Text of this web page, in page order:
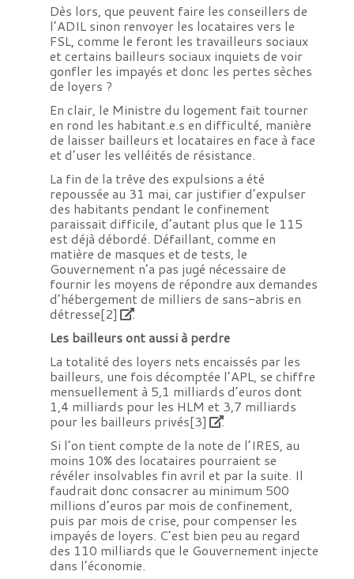
Dès lors, que peuvent faire les conseillers de
l’ADIL sinon renvoyer les locataires vers le
FSL, comme le feront les travailleurs sociaux
et certains bailleurs sociaux inquiets de voir
gonfler les impayés et donc les pertes sèches
de loyers ?
En clair, le Ministre du logement fait tourner
en rond les habitant.e.s en difficulté, manière
de laisser bailleurs et locataires en face à face
et d’user les velléités de résistance.
La fin de la trêve des expulsions a été
repoussée au 31 mai, car justifier d’expulser
des habitants pendant le confinement
paraissait difficile, d’autant plus que le 115
est déjà débordé. Défaillant, comme en
matière de masques et de tests, le
Gouvernement n’a pas jugé nécessaire de
fournir les moyens de répondre aux demandes
d’hébergement de milliers de sans-abris en
détresse[2]
.
Les bailleurs ont aussi à perdre
La totalité des loyers nets encaissés par les
bailleurs, une fois décomptée l’APL, se chiffre
mensuellement à 5,1 milliards d’euros dont
1,4 milliards pour les HLM et 3,7 milliards
pour les bailleurs privés[3]
.
Si l’on tient compte de la note de l’IRES, au
moins 10% des locataires pourraient se
révéler insolvables fin avril et par la suite. Il
faudrait donc consacrer au minimum 500
millions d’euros par mois de confinement,
puis par mois de crise, pour compenser les
impayés de loyers. C’est bien peu au regard
des 110 milliards que le Gouvernement injecte
dans l’économie.